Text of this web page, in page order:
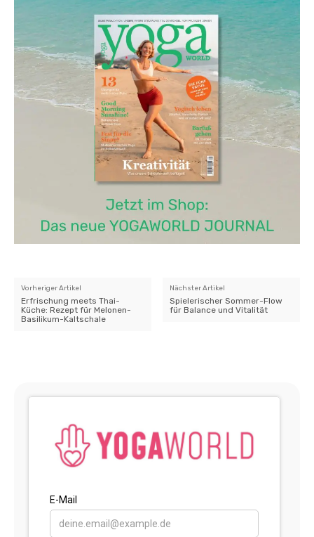
Vorheriger Artikel
Erfrischung meets Thai-
Küche: Rezept für Melonen-
Basilikum-Kaltschale
Nächster Artikel
Spielerischer Sommer-Flow
für Balance und Vitalität